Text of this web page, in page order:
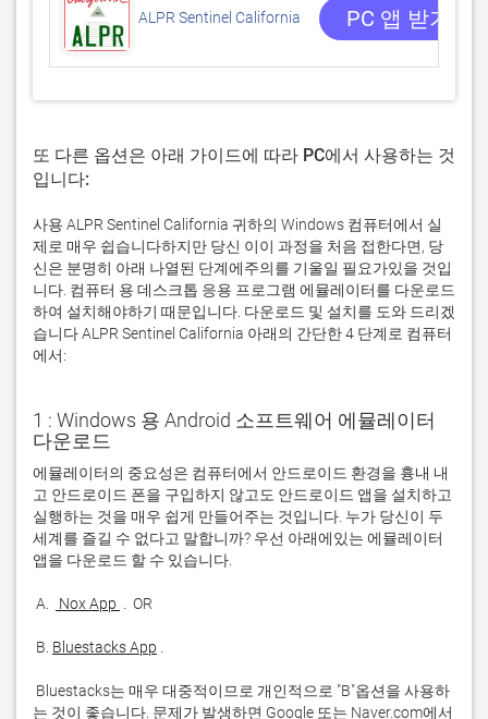
ALPR Sentinel California PC 앱 받기
또 다른 옵션은 아래 가이드에 따라 PC에서 사용하는 것
입니다:
사용 ALPR Sentinel California 귀하의 Windows 컴퓨터에서 실
제로 매우 쉽습니다하지만 당신 이이 과정을 처음 접한다면, 당
신은 분명히 아래 나열된 단계에주의를 기울일 필요가있을 것입
니다. 컴퓨터 용 데스크톱 응용 프로그램 에뮬레이터를 다운로드
하여 설치해야하기 때문입니다. 다운로드 및 설치를 도와 드리겠
습니다 ALPR Sentinel California 아래의 간단한 4 단계로 컴퓨터
에서:
1 : Windows 용 Android 소프트웨어 에뮬레이터
다운로드
에뮬레이터의 중요성은 컴퓨터에서 안드로이드 환경을 흉내 내
고 안드로이드 폰을 구입하지 않고도 안드로이드 앱을 설치하고
실행하는 것을 매우 쉽게 만들어주는 것입니다. 누가 당신이 두
세계를 즐길 수 없다고 말합니까? 우선 아래에있는 에뮬레이터
A. Nox App
B. Bluestacks App
는 것이 좋습니다. 문제가 발생하면 Google 또는 Naver.com에서